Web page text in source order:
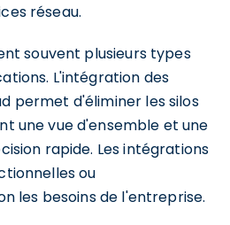
réseau.
souvent plusieurs types
L'intégration des
permet d'éliminer les silos
une vue d'ensemble et une
rapide. Les intégrations
ou
les besoins de l'entreprise.